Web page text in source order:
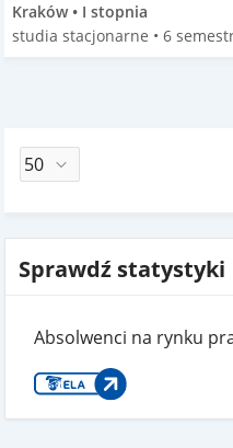
Kraków • I stopnia
studia stacjonarne • 6
Sprawdź statystyki
Absolwenci na rynku